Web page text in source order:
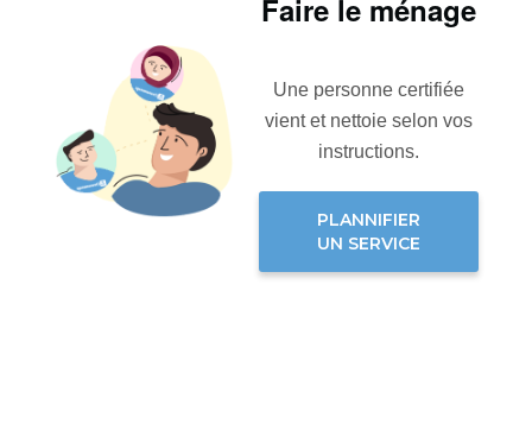
Faire le ménage
Une personne certifiée
vient et nettoie selon vos
instructions.
PLANNIFIER
UN SERVICE